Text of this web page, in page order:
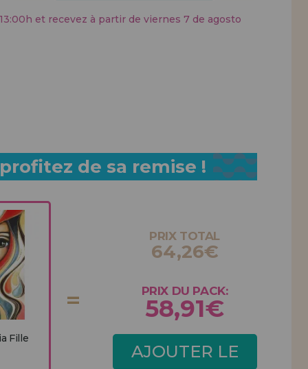
et recevez à partir de viernes 7 de agosto
de sa remise !
Fille
PRIX TOTAL
64,26€
PRIX DU PACK:
58,91€
AJOUTER LE